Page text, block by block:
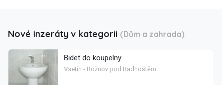
Nové inzeráty v kategorii (Dům a zahrada)
Bidet do koupelny
Vsetín - Rožnov pod Radhoštěm